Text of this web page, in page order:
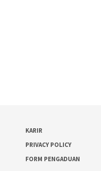
KARIR
PRIVACY POLICY
FORM PENGADUAN